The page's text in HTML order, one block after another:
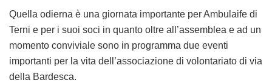
Quella odierna è una giornata importante per Ambulaife di
Terni e per i suoi soci in quanto oltre all’assemblea e ad un
momento conviviale sono in programma due eventi
importanti per la vita dell’associazione di volontariato di via
della Bardesca.